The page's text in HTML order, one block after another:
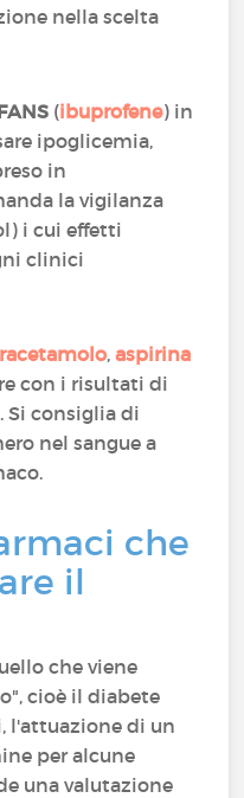
nella scelta
(ibuprofene) in
ipoglicemia,
in
la vigilanza
i cui effetti
clinici
,aspirina
con i risultati di
Si consiglia di
nel sangue a
che
il
che viene
cioè il diabete
l'attuazione di un
per alcune
una valutazione